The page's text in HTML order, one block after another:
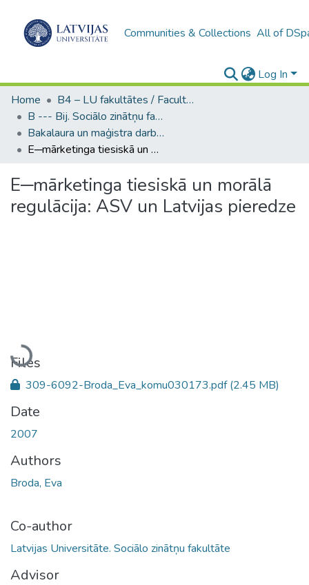
Communities & Collections All of
Log In
Home
B4 – LU fakultātes / Faculties of the UL
B --- Bij. Sociālo zinātņu fakultātes noslēguma darbi / Faculty of Social Sciences - Graduate works
Bakalaura un maģistra darbi (SZF) / Bachelor's and Master's theses
E─mārketinga tiesiskā un morālā regulācija: ASV un Latvijas pieredze
E─mārketinga tiesiskā un morālā
regulācija: ASV un Latvijas pieredze
Loading...
Files
309-6092-Broda_Eva_komu030173.pdf(2.45 MB)
Date
2007
Authors
Broda, Eva
Co-author
Latvijas Universitāte. Sociālo zinātņu fakultāte
Advisor